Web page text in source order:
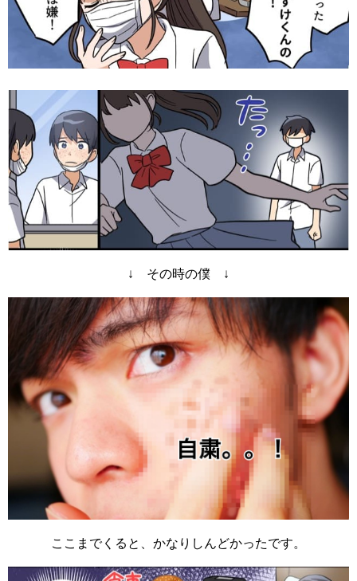
↓ その時の僕 ↓
ここまでくると、かなりしんどかったです。